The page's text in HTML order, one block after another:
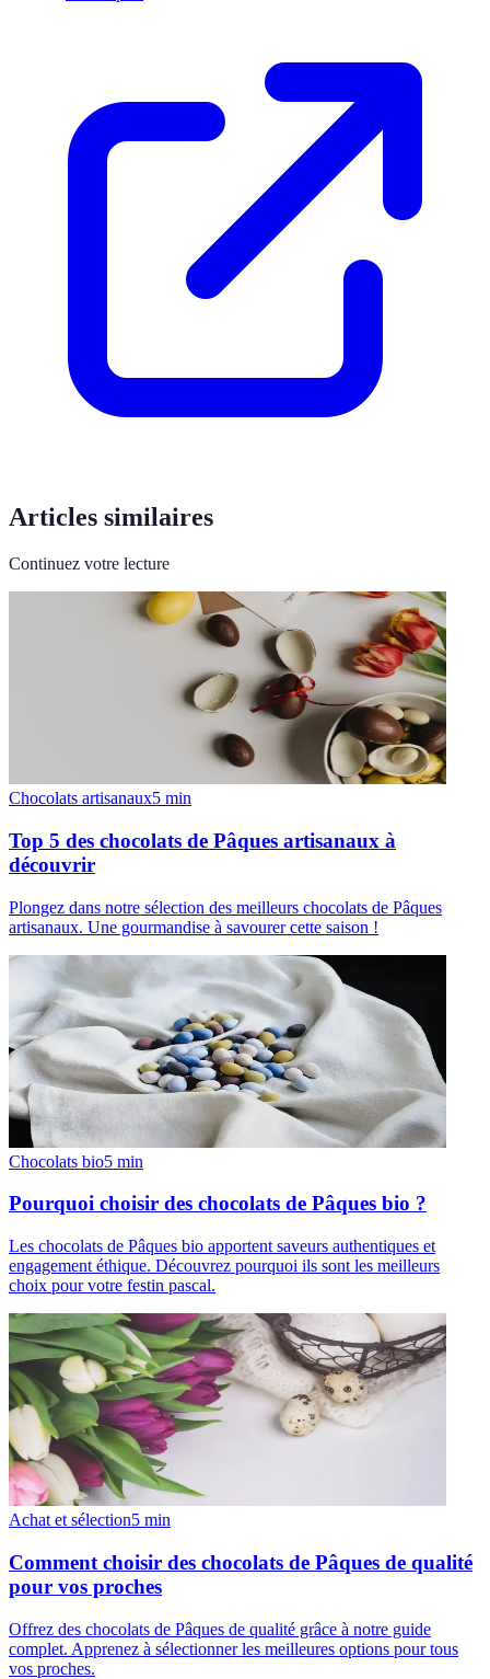
Articles similaires
Continuez votre lecture
Chocolats artisanaux5 min
Top 5 des chocolats de Pâques artisanaux à
découvrir
Plongez dans notre sélection des meilleurs chocolats de Pâques
artisanaux. Une gourmandise à savourer cette saison !
Chocolats bio5 min
Pourquoi choisir des chocolats de Pâques bio ?
Les chocolats de Pâques bio apportent saveurs authentiques et
engagement éthique. Découvrez pourquoi ils sont les meilleurs
choix pour votre festin pascal.
Achat et sélection5 min
Comment choisir des chocolats de Pâques de qualité
pour vos proches
Offrez des chocolats de Pâques de qualité grâce à notre guide
complet. Apprenez à sélectionner les meilleures options pour tous
vos proches.